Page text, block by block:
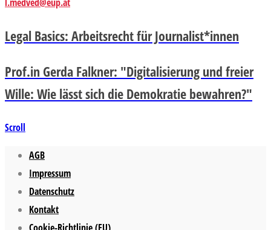
Legal Basics: Arbeitsrecht für Journalist*innen
Prof.in Gerda Falkner: "Digitalisierung und freier
Wille: Wie lässt sich die Demokratie bewahren?"
Scroll
AGB
Impressum
Datenschutz
Kontakt
Cookie-Richtlinie (EU)